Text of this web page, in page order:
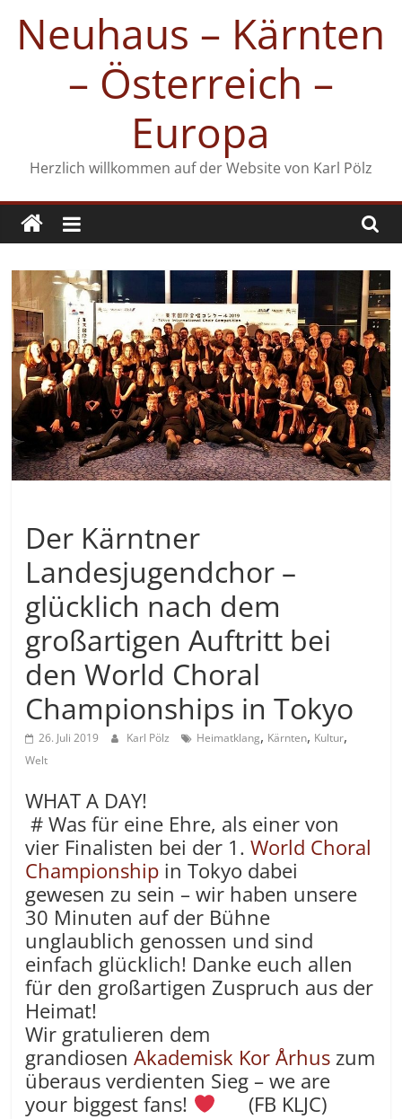
Inhalt
springen
Neuhaus – Kärnten
– Österreich –
Europa
Herzlich willkommen auf der Website von Karl Pölz
Der Kärntner
Landesjugendchor –
glücklich nach dem
großartigen Auftritt bei
den World Choral
Championships in Tokyo
26. Juli 2019 Karl Pölz Heimatklang, Kärnten, Kultur,
Welt
WHAT A DAY!
# Was für eine Ehre, als einer von
vier Finalisten bei der 1.World Choral
Championship in Tokyo dabei
gewesen zu sein – wir haben unsere
30 Minuten auf der Bühne
unglaublich genossen und sind
einfach glücklich! Danke euch allen
für den großartigen Zuspruch aus der
Heimat!
Wir gratulieren dem
grandiosenAkademisk Kor Århus zum
überaus verdienten Sieg – we are
your biggest fans!
(FB KLJC)